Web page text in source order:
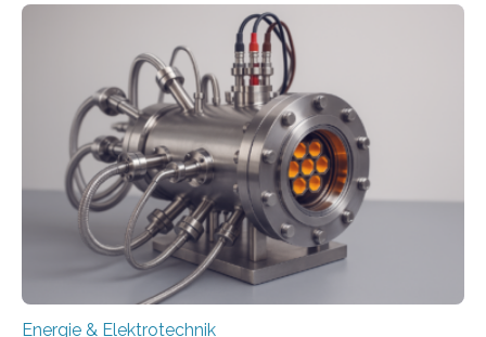
einem „Anschlussstau“. Die Stiftung
Umweltenergierecht hat den Rechtsrahmen in einem
neuen Bericht für die Praxis eingeordnet – inklusive der
Rolle von flexiblen Netzanschlussvereinbarungen. Der
Netzanschluss von Erneuerbare-Energien-Anlagen
(EE-Anlagen) ist entscheidend für die Energiewende.
Denn ohne Anschluss an das Netz kann kein Strom
eingespeist werden. Nach dem Erneuerbare-Energien-
Gesetz (EEG) sind Netzbetreiber…
Energie & Elektrotechnik